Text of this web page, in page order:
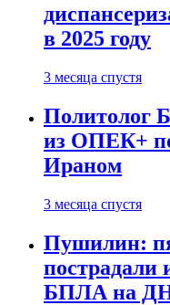
в 2025 году
3 месяца спустя
Политолог
из ОПЕК+
Ираном
3 месяца спустя
Пушилин:
пострадали
БПЛА на